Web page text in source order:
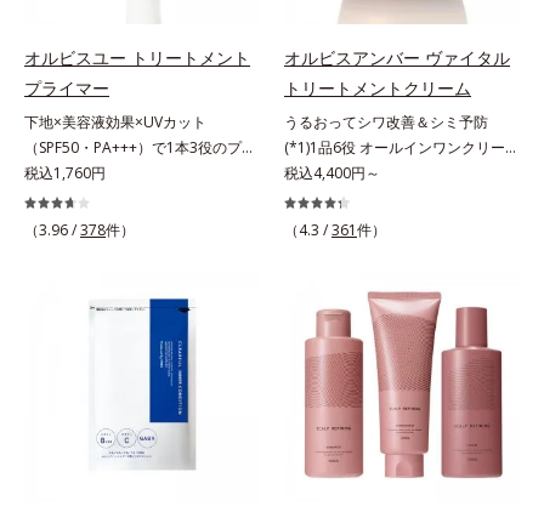
そこでオルビスユー ドットシリー
ズは美容成分(*8)として「G.D.F.ア
クティベーター(*9)」を配合。そし
て、従来から配合している美白(*1)
有効成分「トラネキサム酸」を配合
しました。さらに、シリーズ共通の
美容成分「GLルートブースター
(*10)」を配合することで、肌のふ
っくら感や透明感を叶えます。美白
上向き(*11)のハリと透明感を。効
イジングケアを応援します。*1 メ
ラニンの生成を抑え、シミ・ソバカ
スを防ぐ（ウォッシュを除く）*2
オルビス内スキンケアシリーズの保
湿力*3 年齢に応じたお手入れのこ
えていることがわかりました。そこ
でオルビスユー ドットシリーズは
美容成分(*9)として「G.D.F.アクテ
ィベーター(*10)」を配合。そし
て、従来から配合している美白(*1)
有効成分「トラネキサム酸」を配合
しました。さらに、シリーズ共通の
美容成分「GLルートブースター
(*11)」を配合することで、肌のふ
アが叶うシリーズに。3ステップで
上向き(*12)のハリと透明感を。効
果的なシナジー設計で、あなたのエ
イジングケアを応援します。*1 メ
ラニンの生成を抑え、シミ・ソバカ
スを防ぐ（ウォッシュを除く）*2
オルビス内スキンケアシリーズの保
湿力*3 年齢に応じたお手入れのこ
オルビスユー トリートメント
プライマー
下地×美容液効果×UVカット
（SPF50・PA+++）で1本3役のプラ
イマー。凹凸をつるんとなめらかに
(*1)整え、化粧ノリUPの高機能化粧
下地。“塗るたび高まる、素肌の美
る小ジワをカバーしてハリ肌に整え
凸をつるんとなめらかに(*1)。スキ
ンケア発想の化粧下地です。保湿成
分が肌全層(*2)に働きかけて、肌の
うるおいをグンとアップ＆リッチな
クリームのようにぴたっと密着。乾
税込1,760円
（3.96 /378件）
オルビスアンバー ヴァイタル
トリートメントクリーム
うるおってシワ改善＆シミ予防
(*1)1品6役 オールインワンクリー
ム。オルビスアンバーは、いつも⾃
然体で美しくありたいと願う⼤⼈世
代に寄り添うブランドです。年齢印
世代の肌に向き合い、手軽なお手入
れで賢いケアを。ライフスタイルに
なじむ、若々しい印象(*2)作りのサ
ポートをします。オルビスアンバー
ヴァイタルトリートメントクリーム
「オルビスアンバー ヴァイタルト
リートメントクリーム」は、1品
で、化粧水、クリーム、シワ改善・
税込4,400円～
（4.3 /361件）